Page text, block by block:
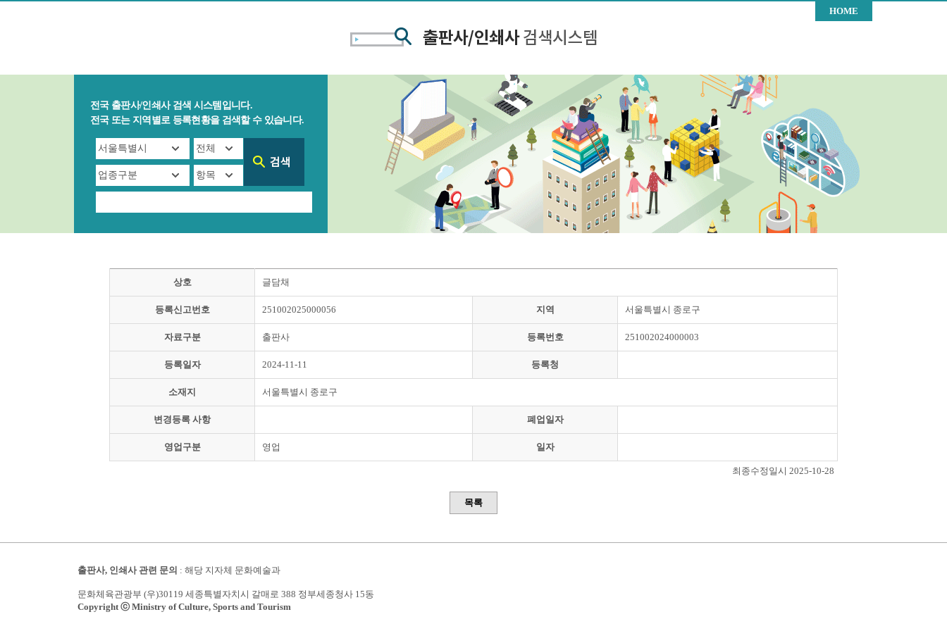
HOME
전국 출판사/인쇄사 검색 시스템입니다.
전국 또는 지역별로 등록현황을 검색할 수 있습니다.
상호 글담채
등록신고번호 251002025000056 지역 서울특별시 종로구
자료구분 출판사 등록번호 251002024000003
등록일자 2024-11-11 등록청
소재지 서울특별시 종로구
변경등록 사항 폐업일자
영업구분 영업 일자
최종수정일시 2025-10-28
목록
출판사, 인쇄사 관련 문의 : 해당 지자체 문화예술과
문화체육관광부 (우)30119 세종특별자치시 갈매로 388 정부세종청사 15동
Copyright ⓒ Ministry of Culture, Sports and Tourism